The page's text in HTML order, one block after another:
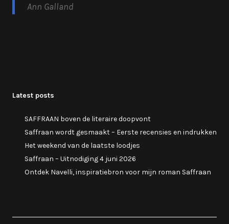
Ann Galland
Latest posts
SAFFRAAN boven de literaire doopvont
Saffraan wordt gesmaakt – Eerste recensies en indrukken
Het weekend van de laatste loodjes
Saffraan – Uitnodiging 4 juni 2026
Ontdek Navelli, inspiratiebron voor mijn roman Saffraan